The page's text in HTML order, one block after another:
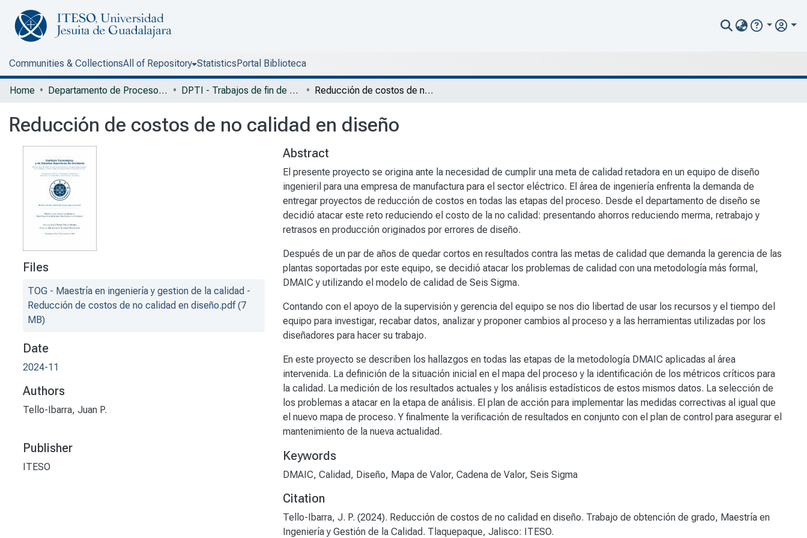
Communities & CollectionsAll of Repository StatisticsPortal Biblioteca
Home Departamento de Procesos Tecnológicos e Industriales DPTI - Trabajos de fin de Maestría en Ingeniería y Gestión de la Calidad Reducción de costos de no calidad en diseño
Reducción de costos de no calidad en diseño
Files
TOG - Maestría en ingeniería y gestion de la calidad -
Reducción de costos de no calidad en diseño.pdf(7
MB)
Date
2024-11
Authors
Tello-Ibarra, Juan P.
Publisher
ITESO
Abstract
El presente proyecto se origina ante la necesidad de cumplir una meta de calidad retadora en un equipo de diseño
ingenieril para una empresa de manufactura para el sector eléctrico. El área de ingeniería enfrenta la demanda de
entregar proyectos de reducción de costos en todas las etapas del proceso. Desde el departamento de diseño se
decidió atacar este reto reduciendo el costo de la no calidad: presentando ahorros reduciendo merma, retrabajo y
retrasos en producción originados por errores de diseño.
Después de un par de años de quedar cortos en resultados contra las metas de calidad que demanda la gerencia de las
plantas soportadas por este equipo, se decidió atacar los problemas de calidad con una metodología más formal,
DMAIC y utilizando el modelo de calidad de Seis Sigma.
Contando con el apoyo de la supervisión y gerencia del equipo se nos dio libertad de usar los recursos y el tiempo del
equipo para investigar, recabar datos, analizar y proponer cambios al proceso y a las herramientas utilizadas por los
diseñadores para hacer su trabajo.
En este proyecto se describen los hallazgos en todas las etapas de la metodología DMAIC aplicadas al área
intervenida. La definición de la situación inicial en el mapa del proceso y la identificación de los métricos críticos para
la calidad. La medición de los resultados actuales y los análisis estadísticos de estos mismos datos. La selección de
los problemas a atacar en la etapa de análisis. El plan de acción para implementar las medidas correctivas al igual que
el nuevo mapa de proceso. Y finalmente la verificación de resultados en conjunto con el plan de control para asegurar el
mantenimiento de la nueva actualidad.
Keywords
DMAIC, Calidad, Diseño, Mapa de Valor, Cadena de Valor, Seis Sigma
Citation
Tello-Ibarra, J. P. (2024). Reducción de costos de no calidad en diseño. Trabajo de obtención de grado, Maestría en
Ingeniería y Gestión de la Calidad. Tlaquepaque, Jalisco: ITESO.